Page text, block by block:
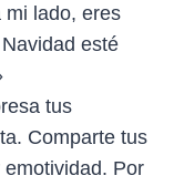
mi lado, eres
esté
tus
Comparte tus
Por